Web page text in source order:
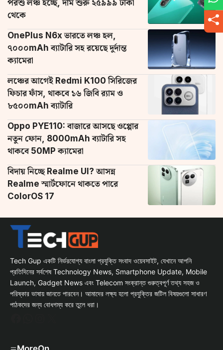
পরশু লঞ্চ হচ্ছে, দাম শুরু ২৫৯৯৯ টাকা
থেকে
OnePlus N6x ভারতে লঞ্চ হল,
৭০০০mAh ব্যাটারি সহ রয়েছে দুর্দান্ত
ক্যামেরা
লঞ্চের আগেই Redmi K100 সিরিজের
ফিচার ফাঁস, থাকবে ১৬ জিবি র‌্যাম ও
৮৫০০mAh ব্যাটারি
Oppo PYE110: বাজারে আসছে ওপ্পোর
নতুন ফোন, 8000mAh ব্যাটারি সহ
থাকবে 50MP ক্যামেরা
বিদায় নিচ্ছে Realme UI? আসন্ন
Realme স্মার্টফোনে থাকতে পারে
ColorOS 17
Tech Gup একটি নির্ভরযোগ্য বাংলা প্রযুক্তি সংবাদ ওয়েবসাইট, যেখানে আপনি
প্রতিদিনের সর্বশেষ Technology News, Smartphone Update, Mobile
Launch, Gadget News এবং Telecom সংক্রান্ত গুরুত্বপূর্ণ তথ্য সহজ ও
পরিষ্কার ভাষায় জানতে পারবেন। আমাদের লক্ষ্য হলো প্রযুক্তির জটিল বিষয়গুলো সাধারণ
পাঠকদের জন্য বোধগম্য করে তুলে ধরা।